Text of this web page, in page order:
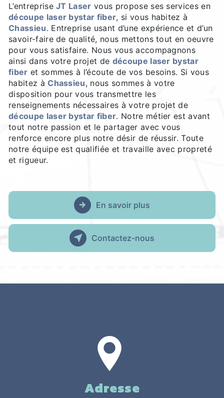
L’entrepriseJT Laser vous propose ses services en
découpe laser bystar fiber, si vous habitez à
Chassieu. Entreprise usant d’une expérience et d’un
savoir-faire de qualité, nous mettons tout en oeuvre
pour vous satisfaire. Nous vous accompagnons
ainsi dans votre projet de découpe laser bystar
fiber et sommes à l’écoute de vos besoins. Si vous
habitez àChassieu, nous sommes à votre
disposition pour vous transmettre les
renseignements nécessaires à votre projet de
découpe laser bystar fiber. Notre métier est avant
tout notre passion et le partager avec vous
renforce encore plus notre désir de réussir. Toute
notre équipe est qualifiée et travaille avec propreté
et rigueur.
En savoir plus
Contactez-nous
Adresse